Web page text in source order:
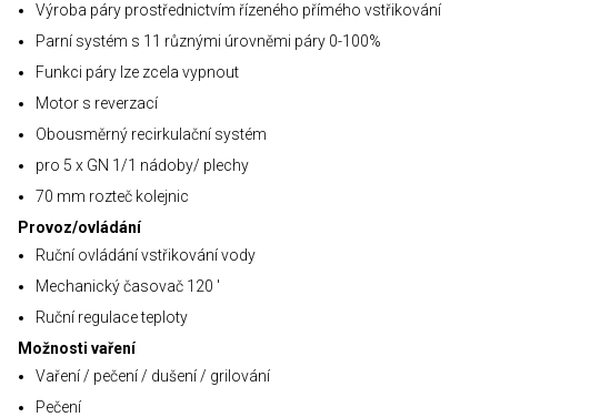
Výroba páry prostřednictvím řízeného přímého vstřikování
Parní systém s 11 různými úrovněmi páry 0-100%
Funkci páry lze zcela vypnout
Motor s reverzací
Obousměrný recirkulační systém
pro 5 x GN 1/1 nádoby/ plechy
70 mm rozteč kolejnic
Provoz/ovládání
Ruční ovládání vstřikování vody
Mechanický časovač 120 '
Ruční regulace teploty
Možnosti vaření
Vaření / pečení / dušení / grilování
Pečení